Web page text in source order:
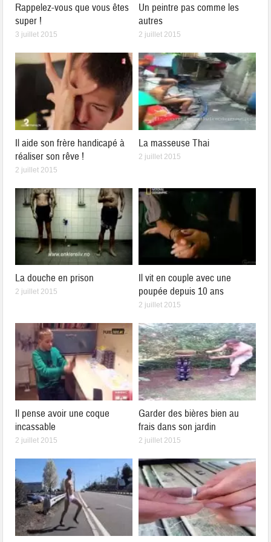
Rappelez-vous que vous êtes
super !
3 juillet 2015
Un peintre pas comme les
autres
2 juillet 2015
Il aide son frère handicapé à
réaliser son rêve !
2 juillet 2015
La masseuse Thai
2 juillet 2015
La douche en prison
2 juillet 2015
Il vit en couple avec une
poupée depuis 10 ans
2 juillet 2015
Il pense avoir une coque
incassable
2 juillet 2015
Garder des bières bien au
frais dans son jardin
2 juillet 2015